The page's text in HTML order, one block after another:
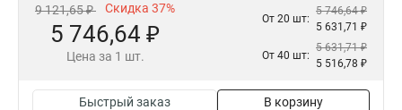
9 121,65 ₽ Скидка 37%
5 746,64 ₽
Цена за 1 шт.
От 20 шт:
5 746,64 ₽
5 631,71 ₽
От 40 шт:
5 631,71 ₽
5 516,78 ₽
Быстрый заказ В корзину